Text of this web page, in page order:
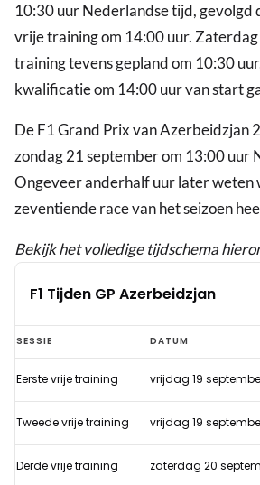
10:30 uur Nederlandse tijd, gevolgd
vrije training om 14:00 uur.
training tevens gepland om 10:30
kwalificatie om 14:00 uur van start
De F1 Grand Prix van Azerbeidzjan
zondag 21 september om 13:00 uur
Ongeveer anderhalf uur later weten
zeventiende race van het seizoen
Bekijk het volledige tijdschema
F1 Tijden GP Azerbeidzjan
F1
Tijden
GP
Azerbeidzjan
SESSIE DATUM
Eerste vrije training vrijdag 19
Tweede vrije training vrijdag 19
Derde vrije training zaterdag 20